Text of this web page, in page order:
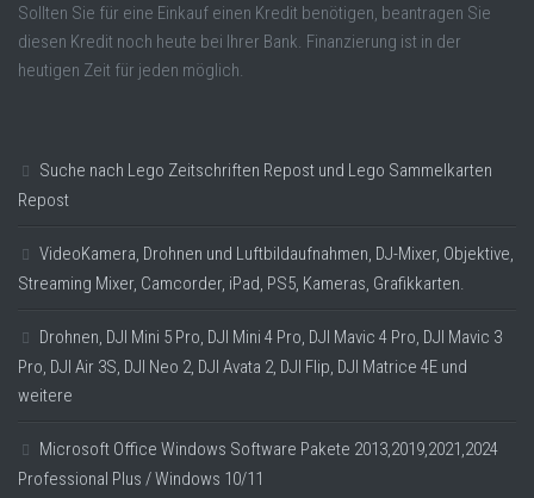
Sollten Sie für eine Einkauf einen Kredit benötigen, beantragen Sie
diesen Kredit noch heute bei Ihrer Bank. Finanzierung ist in der
heutigen Zeit für jeden möglich.
Suche nach Lego Zeitschriften Repost und Lego Sammelkarten
Repost
VideoKamera, Drohnen und Luftbildaufnahmen, DJ-Mixer, Objektive,
Streaming Mixer, Camcorder, iPad, PS5, Kameras, Grafikkarten.
Drohnen, DJI Mini 5 Pro, DJI Mini 4 Pro, DJI Mavic 4 Pro, DJI Mavic 3
Pro, DJI Air 3S, DJI Neo 2, DJI Avata 2, DJI Flip, DJI Matrice 4E und
weitere
Microsoft Office Windows Software Pakete 2013,2019,2021,2024
Professional Plus / Windows 10/11